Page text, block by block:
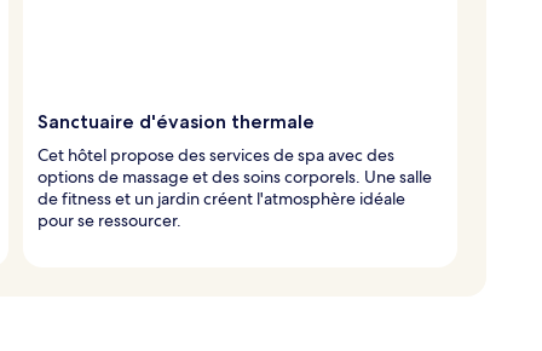
Sanctuaire d'évasion thermale
Cet hôtel propose des services de spa avec des
options de massage et des soins corporels. Une salle
de fitness et un jardin créent l'atmosphère idéale
pour se ressourcer.